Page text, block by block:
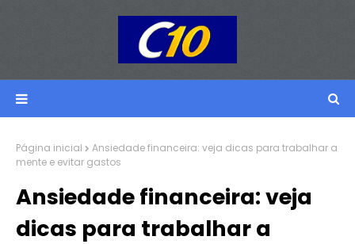
Página inicial
Ansiedade financeira: veja dicas para trabalhar a
mente e evitar gastos
Ansiedade financeira: veja
dicas para trabalhar a